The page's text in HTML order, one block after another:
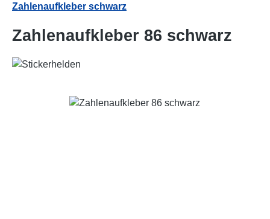
Zahlenaufkleber schwarz
Zahlenaufkleber 86 schwarz
Bildergalerie überspringen